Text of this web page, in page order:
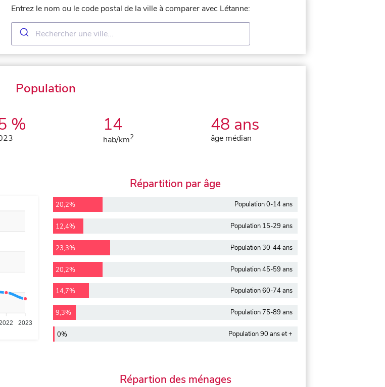
Entrez le nom ou le code postal de la ville à comparer avec Létanne:
Population
% 14
hab/km2
48 ans
âge médian
2023
Répartition par âge
20,2% Population 0-14 ans
12,4% Population 15-29 ans
23,3% Population 30-44 ans
20,2% Population 45-59 ans
14,7% Population 60-74 ans
9,3% Population 75-89 ans
0% Population 90 ans et +
Répartion des ménages